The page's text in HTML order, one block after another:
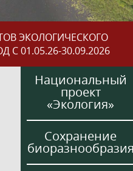
ЭКОЛОГИЧЕСКОГО
01.05.26-30.09.2026
Национальный
проект
«Экология»
Сохранение